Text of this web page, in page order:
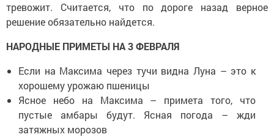
тревожит. Считается, что по дороге назад верное
решение обязательно найдется.
НАРОДНЫЕ ПРИМЕТЫ НА 3 ФЕВРАЛЯ
Если на Максима через тучи видна Луна – это к
хорошему урожаю пшеницы
Ясное небо на Максима – примета того, что
пустые амбары будут. Ясная погода – жди
затяжных морозов